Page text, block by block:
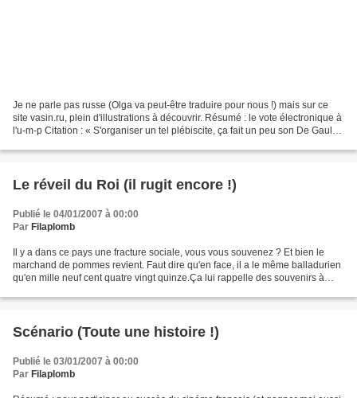
Je ne parle pas russe (Olga va peut-être traduire pour nous !) mais sur ce
site vasin.ru, plein d'illustrations à découvrir. Résumé : le vote électronique à
l'u-m-p Citation : « S'organiser un tel plébiscite, ça fait un peu son De Gaule
Le réveil du Roi (il rugit encore !)
Publié le 04/01/2007 à 00:00
Par Filaplomb
Il y a dans ce pays une fracture sociale, vous vous souvenez ? Et bien le
marchand de pommes revient. Faut dire qu'en face, il a le même balladurien
qu'en mille neuf cent quatre vingt quinze.Ça lui rappelle des souvenirs à
Scénario (Toute une histoire !)
Publié le 03/01/2007 à 00:00
Par Filaplomb